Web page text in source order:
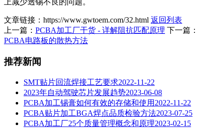
上减少透锡不良的问题。
文章链接：https://www.gwtoem.com/32.html 返回列表
上一篇： PCBA加工厂干货 - 详解阻抗匹配原理 下一篇：
PCBA电路板的散热方法
推荐新闻
SMT贴片回流焊接工艺要求2022-11-22
2023年自动驾驶芯片发展趋势2023-06-08
PCBA加工锡膏如何有效的存储和使用 2022-11-22
PCBA贴片加工BGA焊点品质检验方法2023-07-25
PCBA加工厂25个质量管理概念和原理2023-02-15